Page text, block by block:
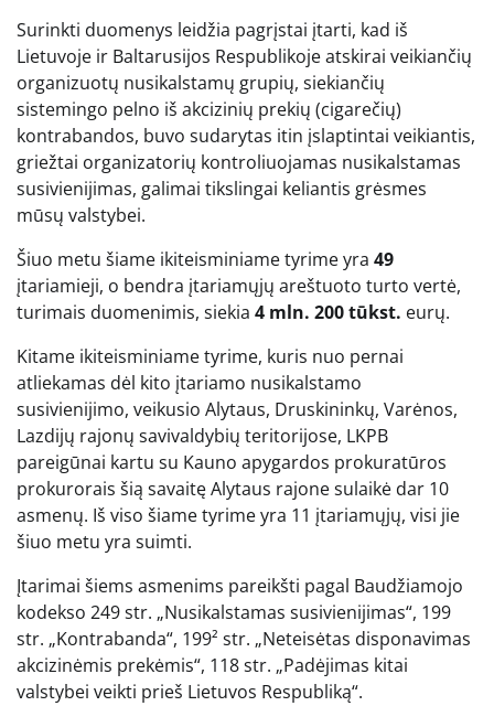
Surinkti duomenys leidžia pagrįstai įtarti, kad iš
Lietuvoje ir Baltarusijos Respublikoje atskirai veikiančių
organizuotų nusikalstamų grupių, siekiančių
sistemingo pelno iš akcizinių prekių (cigarečių)
kontrabandos, buvo sudarytas itin įslaptintai veikiantis,
griežtai organizatorių kontroliuojamas nusikalstamas
susivienijimas, galimai tikslingai keliantis grėsmes
mūsų valstybei.
Šiuo metu šiame ikiteisminiame tyrime yra 49
įtariamieji, o bendra įtariamųjų areštuoto turto vertė,
turimais duomenimis, siekia 4 mln. 200 tūkst. eurų.
Kitame ikiteisminiame tyrime, kuris nuo pernai
atliekamas dėl kito įtariamo nusikalstamo
susivienijimo, veikusio Alytaus, Druskininkų, Varėnos,
Lazdijų rajonų savivaldybių teritorijose, LKPB
pareigūnai kartu su Kauno apygardos prokuratūros
prokurorais šią savaitę Alytaus rajone sulaikė dar 10
asmenų. Iš viso šiame tyrime yra 11 įtariamųjų, visi jie
šiuo metu yra suimti.
Įtarimai šiems asmenims pareikšti pagal Baudžiamojo
kodekso 249 str. „Nusikalstamas susivienijimas“, 199
str. „Kontrabanda“, 199² str. „Neteisėtas disponavimas
akcizinėmis prekėmis“, 118 str. „Padėjimas kitai
valstybei veikti prieš Lietuvos Respubliką“.